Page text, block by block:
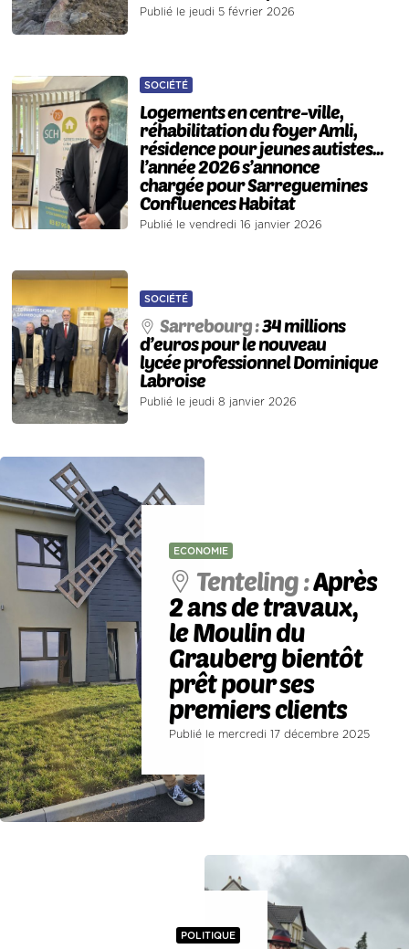
Publié le jeudi 5 février 2026
SOCIÉTÉ
Logements en centre-ville,
réhabilitation du foyer Amli,
résidence pour jeunes autistes...
l’année 2026 s’annonce
chargée pour Sarreguemines
Confluences Habitat
Publié le vendredi 16 janvier 2026
SOCIÉTÉ
Sarrebourg :34 millions
d’euros pour le nouveau
lycée professionnel Dominique
Labroise
Publié le jeudi 8 janvier 2026
ECONOMIE
Tenteling :Après
2 ans de travaux,
le Moulin du
Grauberg bientôt
prêt pour ses
premiers clients
Publié le mercredi 17 décembre 2025
POLITIQUE